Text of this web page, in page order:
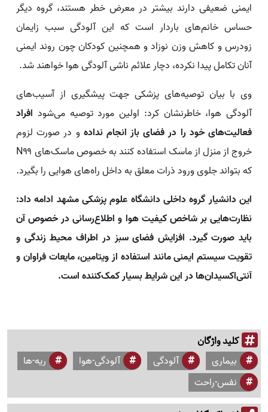
ایمنی ضعیفی دارند بیشتر در معرض خطر هستند، گروه دیگر
حساس خانم‌های باردار است که این آلودگی سبب زایمان
زودرس و کاهش وزن نوزاد و همچنین کودکان چون روند ایمنی
آنان تکامل پیدا نکرده، دچار علائم ناشی آلودگی هوا خواهند شد.
وی با بیان توصیه‌های پزشکی جهت پیشگیری از آسیب‌های
آلودگی هوا، خاطرنشان کرد: اولین مورد توصیه می‌شود افراد
فعالیت‌های خود را در فضای باز انجام نداده و در صورت لزوم
خروج از منزل از ماسک استفاده کنند به خصوص ماسک‌های N۹۹
که بتواند جلوی ورود ذرات معلق به داخل راه‌های هوایی را بگیرد.
این دانشیار گروه داخلی دانشگاه علوم پزشکی مشهد ادامه داد:
نظارت‌هایی بر شاخص کیفیت هوا و اطلاع‌رسانی در خصوص آن
باید صورت گیرد. افزایش فضای سبز در اطراف محیط زندگی و
تقویت سیستم ایمنی مانند استفاده از ویتامین، مایعات فراوان و
آنتی‌اکسیدان‌ها در این شرایط بسیار کمک‌کننده است.
کلید واژگان
بیماری آلودگی آلودگی-هوا
ریه-ها
نفس-راحت